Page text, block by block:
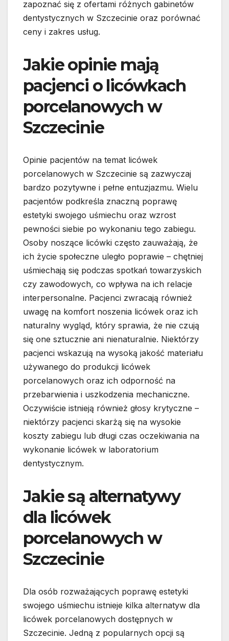
zapoznać się z ofertami różnych gabinetów
dentystycznych w Szczecinie oraz porównać
ceny i zakres usług.
Jakie opinie mają
pacjenci o licówkach
porcelanowych w
Szczecinie
Opinie pacjentów na temat licówek
porcelanowych w Szczecinie są zazwyczaj
bardzo pozytywne i pełne entuzjazmu. Wielu
pacjentów podkreśla znaczną poprawę
estetyki swojego uśmiechu oraz wzrost
pewności siebie po wykonaniu tego zabiegu.
Osoby noszące licówki często zauważają, że
ich życie społeczne uległo poprawie – chętniej
uśmiechają się podczas spotkań towarzyskich
czy zawodowych, co wpływa na ich relacje
interpersonalne. Pacjenci zwracają również
uwagę na komfort noszenia licówek oraz ich
naturalny wygląd, który sprawia, że nie czują
się one sztucznie ani nienaturalnie. Niektórzy
pacjenci wskazują na wysoką jakość materiału
używanego do produkcji licówek
porcelanowych oraz ich odporność na
przebarwienia i uszkodzenia mechaniczne.
Oczywiście istnieją również głosy krytyczne –
niektórzy pacjenci skarżą się na wysokie
koszty zabiegu lub długi czas oczekiwania na
wykonanie licówek w laboratorium
dentystycznym.
Jakie są alternatywy
dla licówek
porcelanowych w
Szczecinie
Dla osób rozważających poprawę estetyki
swojego uśmiechu istnieje kilka alternatyw dla
licówek porcelanowych dostępnych w
Szczecinie. Jedną z popularnych opcji są